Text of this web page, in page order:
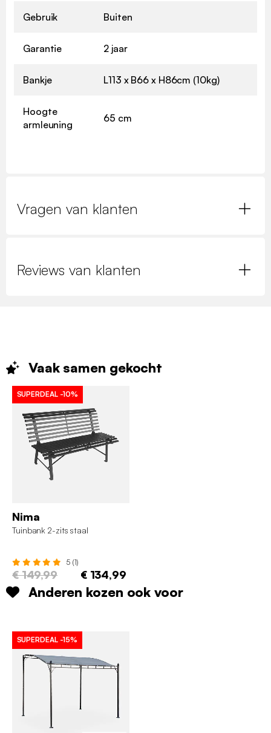
Gebruik Buiten
Garantie 2 jaar
Bankje L113 x B66 x H86cm (10kg)
Hoogte
armleuning
65 cm
Vragen van klanten
Reviews van klanten
Vaak samen gekocht
SUPERDEAL -10%
Nima
Tuinbank 2-zits staal
5 (1)
€ 149,99 € 134,99
Anderen kozen ook voor
SUPERDEAL -15%